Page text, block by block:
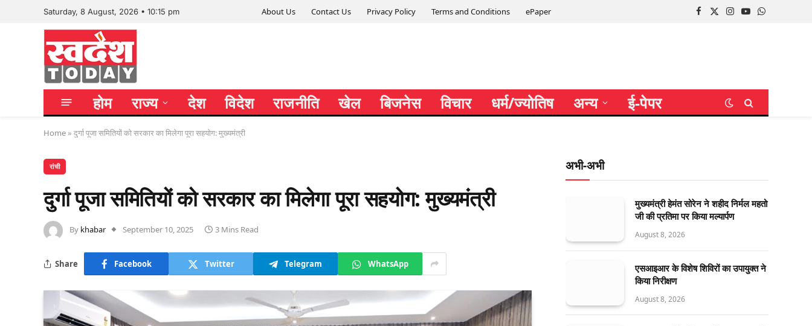
Saturday, 8 August, 2026 • 10:15 pm About Us Contact Us Privacy Policy Terms and Conditions ePaper
Facebook
X
Instagram
YouTubeWhatsApp
होम राज्य देश विदेश राजनीति खेल बिजनेस विचार धर्म/ज्योतिष अन्य ई-पेपर
Home » दुर्गा पूजा समितियों को सरकार का मिलेगा पूरा सहयोग: मुख्यमंत्री
रांची
दुर्गा पूजा समितियों को सरकार का मिलेगा पूरा सहयोग: मुख्यमंत्री
By khabar September 10, 2025 3 Mins Read
Share Facebook Twitter Telegram WhatsApp
अभी-अभी
मुख्यमंत्री हेमंत सोरेन ने शहीद निर्मल महतो
जी की प्रतिमा पर किया मल्यार्पण
August 8, 2026
एसआइआर के विशेष शिविरों का उपायुक्त ने
किया निरीक्षण
August 8, 2026